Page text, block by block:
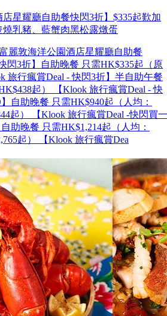
星耀廳自助餐快閃3折】$335起歎加
乳豬、藍蟹肉黑松露燉蛋
麗敦海洋公園酒店星耀廳自助餐
閃3折】自助晚餐 只需HK$335起（原
旅行瘋賞Deal - 快閃3折】半自助午餐
起） 【Klook 旅行瘋賞Deal - 快
自助晚餐 只需HK$940起（人均：
起） 【Klook 旅行瘋賞Deal -快閃買一
助晚餐 只需HK$1,214起（人均：
起） 【Klook 旅行瘋賞Dea